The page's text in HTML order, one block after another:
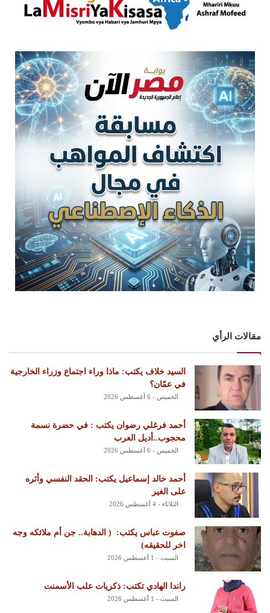
مقالات الرأي
السيد خلاف يكتب: ماذا وراء اجتماع وزراء الخارجية
في عمّان؟
الخميس - 6 أغسطس 2026
أحمد فرغلي رضوان يكتب : في حضرة نسمة
محجوب..أديل العرب
الخميس - 6 أغسطس 2026
أحمد خالد إسماعيل يكتب: الحقد النفسي وأثره
على الغير
الثلاثاء - 4 أغسطس 2026
‏صفوت عباس يكتب: ‏ ‏( الدهابة.. جن أم ملائكه وجه
اخر للحقيقه)
السبت - 1 أغسطس 2026
راندا الهادي تكتب: ذكريات علب الأسمنت
السبت - 1 أغسطس 2026